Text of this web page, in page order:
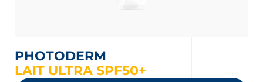
PHOTODERM
LAIT ULTRA SPF50+